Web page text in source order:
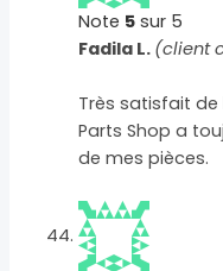
Note 5 sur 5
Fadila L. (client
Très satisfait de
Parts Shop a
de mes pièces.